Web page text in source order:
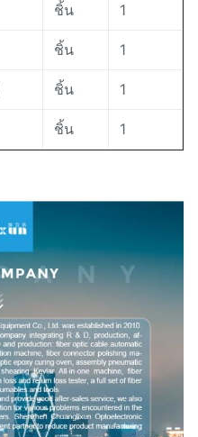
ชิ้น 1
ชิ้น 1
ชิ้น 1
ชิ้น 1